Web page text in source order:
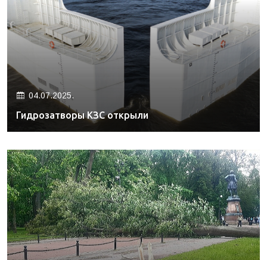
04.07.2025.
Гидрозатворы КЗС открыли